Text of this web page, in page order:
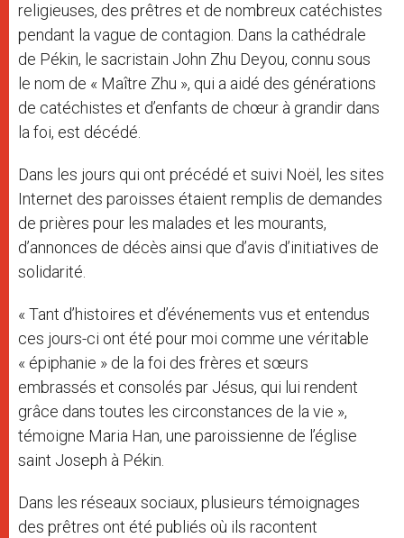
religieuses, des prêtres et de nombreux catéchistes
pendant la vague de contagion. Dans la cathédrale
de Pékin, le sacristain John Zhu Deyou, connu sous
le nom de « Maître Zhu », qui a aidé des générations
de catéchistes et d’enfants de chœur à grandir dans
la foi, est décédé.
Dans les jours qui ont précédé et suivi Noël, les sites
Internet des paroisses étaient remplis de demandes
de prières pour les malades et les mourants,
d’annonces de décès ainsi que d’avis d’initiatives de
solidarité.
« Tant d’histoires et d’événements vus et entendus
ces jours-ci ont été pour moi comme une véritable
« épiphanie » de la foi des frères et sœurs
embrassés et consolés par Jésus, qui lui rendent
grâce dans toutes les circonstances de la vie »,
témoigne Maria Han, une paroissienne de l’église
saint Joseph à Pékin.
Dans les réseaux sociaux, plusieurs témoignages
des prêtres ont été publiés où ils racontent